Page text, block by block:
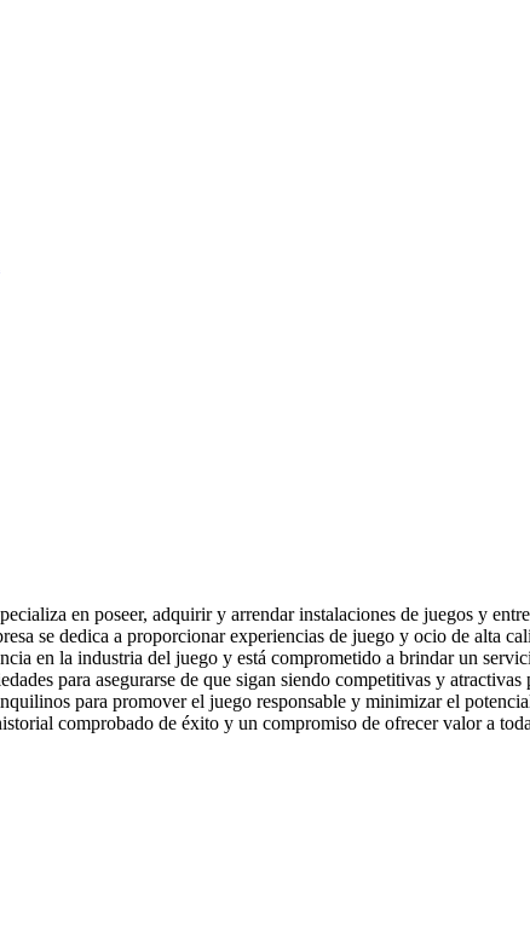
en poseer, adquirir y arrendar instalaciones de juegos y
se dedica a proporcionar experiencias de juego y ocio de alta
en la industria del juego y está comprometido a brindar un
para asegurarse de que sigan siendo competitivas y atractivas
para promover el juego responsable y minimizar el
comprobado de éxito y un compromiso de ofrecer valor a